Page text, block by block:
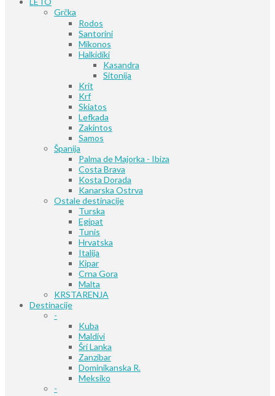
Grčka
Rodos
Santorini
Mikonos
Halkidiki
Kasandra
Sitonija
Krit
Krf
Skiatos
Lefkada
Zakintos
Samos
Španija
Palma de Majorka - Ibiza
Costa Brava
Kosta Dorada
Kanarska Ostrva
Ostale destinacije
Turska
Egipat
Tunis
Hrvatska
Italija
Kipar
Crna Gora
Malta
KRSTARENJA
Destinacije
-
Kuba
Maldivi
Šri Lanka
Zanzibar
Dominikanska R.
Meksiko
-